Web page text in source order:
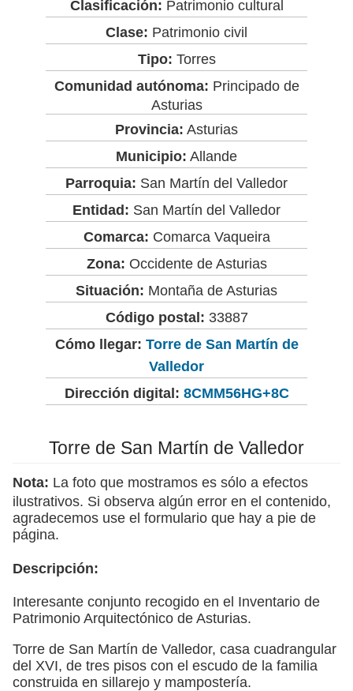
Clasificación: Patrimonio cultural
Clase: Patrimonio civil
Tipo: Torres
Comunidad autónoma: Principado de
Asturias
Provincia: Asturias
Municipio: Allande
Parroquia: San Martín del Valledor
Entidad: San Martín del Valledor
Comarca: Comarca Vaqueira
Zona: Occidente de Asturias
Situación: Montaña de Asturias
Código postal: 33887
Cómo llegar: Torre de San Martín de
Valledor
Dirección digital: 8CMM56HG+8C
Torre de San Martín de Valledor
Nota: La foto que mostramos es sólo a efectos
ilustrativos. Si observa algún error en el contenido,
agradecemos use el formulario que hay a pie de
página.
Descripción:
Interesante conjunto recogido en el Inventario de
Patrimonio Arquitectónico de Asturias.
Torre de San Martín de Valledor, casa cuadrangular
del XVI, de tres pisos con el escudo de la familia
construida en sillarejo y mampostería.